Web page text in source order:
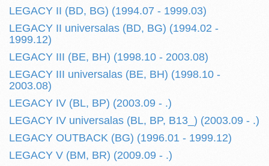
LEGACY II (BD, BG) (1994.07 - 1999.03)
LEGACY II universalas (BD, BG) (1994.02 -
1999.12)
LEGACY III (BE, BH) (1998.10 - 2003.08)
LEGACY III universalas (BE, BH) (1998.10 -
2003.08)
LEGACY IV (BL, BP) (2003.09 - .)
LEGACY IV universalas (BL, BP, B13_) (2003.09 - .)
LEGACY OUTBACK (BG) (1996.01 - 1999.12)
LEGACY V (BM, BR) (2009.09 - .)